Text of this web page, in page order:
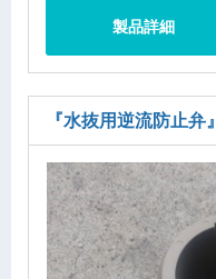
製品詳細
『水抜用逆流防止弁』